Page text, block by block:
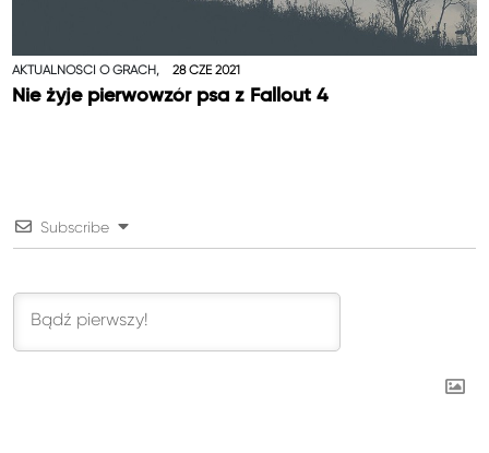
AKTUALNOŚCI O GRACH, 28 CZE 2021
Nie żyje pierwowzór psa z Fallout 4
Subscribe